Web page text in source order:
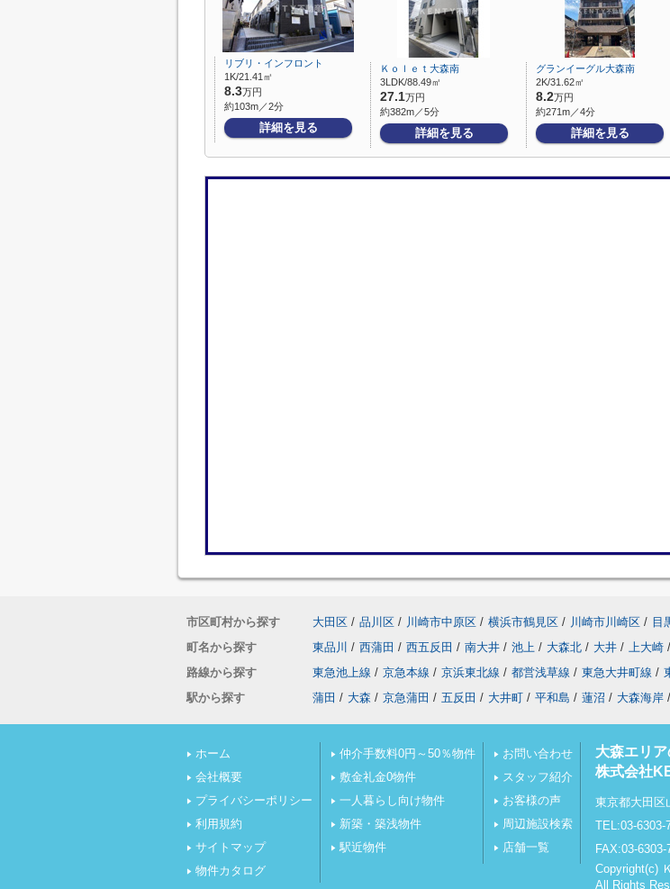
リブリ・インフロント
1K/21.41㎡
8.3万円
約103m／2分
詳細を見る
Ｋｏｌｅｔ大森南
3LDK/88.49㎡
27.1万円
約382m／5分
詳細を見る
グランイーグル大森南
2K/31.62㎡
8.2万円
約271m／4分
詳細を見る
市区町村から探す 大田区 / 品川区 / 川崎市中原区 / 横浜市鶴見区 / 川崎市川崎区 / 目
町名から探す
東品川 / 西蒲田 / 西五反田 / 南大井 / 池上 / 大森北 / 大井 / 上大崎 /
路線から探す
東急池上線 / 京急本線 / 京浜東北線 / 都営浅草線 / 東急大井町線 /
駅から探す
蒲田 / 大森 / 京急蒲田 / 五反田 / 大井町 / 平和島 / 蓮沼 / 大森海岸 /
ホーム
会社概要
プライバシーポリシー
利用規約
サイトマップ
物件カタログ
仲介手数料0円～50％物件
敷金礼金0物件
一人暮らし向け物件
新築・築浅物件
駅近物件
お問い合わせ
スタッフ紹介
お客様の声
周辺施設検索
店舗一覧
大森エリ
株式会社
東京都大田区
TEL:03-6303-
FAX:03-6303-
Copyright(c)
All Rights